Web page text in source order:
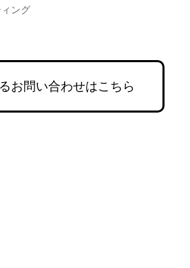
ング
お問い合わせはこちら